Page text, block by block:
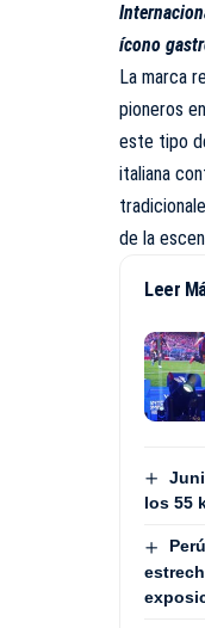
ícono
La marca
pioneros
este tipo
italiana
de la
Leer
los 55